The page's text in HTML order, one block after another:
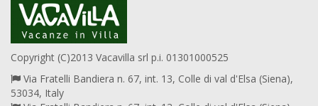
Copyright (C)2013 Vacavilla srl p.i. 01301000525
Via Fratelli Bandiera n. 67, int. 13, Colle di val d'Elsa (Siena),
53034, Italy